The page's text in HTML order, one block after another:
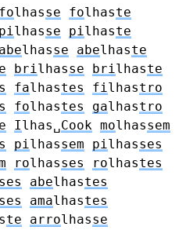
folhasse folhaste
pilhasse pilhaste
abelhasse abelhaste
brilhasse brilhaste
falhastes filhastro
folhastes galhastro
Ilhas␣Cook molhassem
pilhassem pilhasses
rolhasses rolhastes
ses abelhastes
ses amalhastes
te arrolhasse